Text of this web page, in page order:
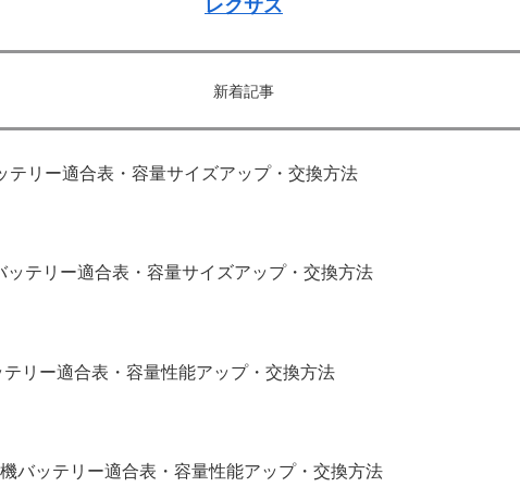
レクサス
新着記事
リー適合表・容量サイズアップ・交換方法
テリー適合表・容量サイズアップ・交換方法
リー適合表・容量性能アップ・交換方法
バッテリー適合表・容量性能アップ・交換方法